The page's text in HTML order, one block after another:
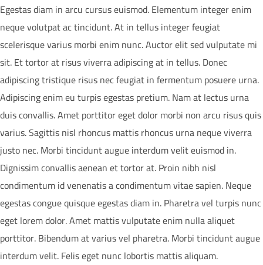
Egestas diam in arcu cursus euismod. Elementum integer enim
neque volutpat ac tincidunt. At in tellus integer feugiat
scelerisque varius morbi enim nunc. Auctor elit sed vulputate mi
sit. Et tortor at risus viverra adipiscing at in tellus. Donec
adipiscing tristique risus nec feugiat in fermentum posuere urna.
Adipiscing enim eu turpis egestas pretium. Nam at lectus urna
duis convallis. Amet porttitor eget dolor morbi non arcu risus quis
varius. Sagittis nisl rhoncus mattis rhoncus urna neque viverra
justo nec. Morbi tincidunt augue interdum velit euismod in.
Dignissim convallis aenean et tortor at. Proin nibh nisl
condimentum id venenatis a condimentum vitae sapien. Neque
egestas congue quisque egestas diam in. Pharetra vel turpis nunc
eget lorem dolor. Amet mattis vulputate enim nulla aliquet
porttitor. Bibendum at varius vel pharetra. Morbi tincidunt augue
interdum velit. Felis eget nunc lobortis mattis aliquam.